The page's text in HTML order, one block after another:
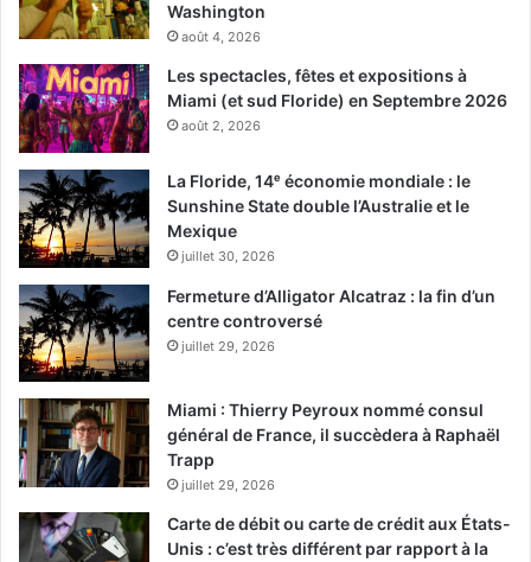
Washington
août 4, 2026
Les spectacles, fêtes et expositions à
Miami (et sud Floride) en Septembre 2026
août 2, 2026
La Floride, 14ᵉ économie mondiale : le
Sunshine State double l’Australie et le
Mexique
juillet 30, 2026
Fermeture d’Alligator Alcatraz : la fin d’un
centre controversé
juillet 29, 2026
Miami : Thierry Peyroux nommé consul
général de France, il succèdera à Raphaël
Trapp
juillet 29, 2026
Carte de débit ou carte de crédit aux États-
Unis : c’est très différent par rapport à la